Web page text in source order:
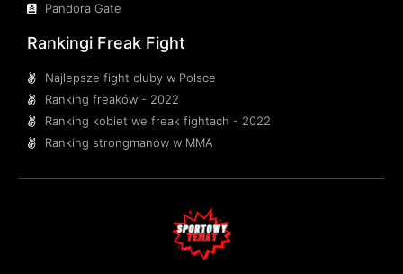
Pandora Gate
Rankingi Freak Fight
Najlepsze fight cluby w Polsce
Ranking freaków - 2022
Ranking kobiet we freak fightach - 2022
Ranking strongmanów w MMA